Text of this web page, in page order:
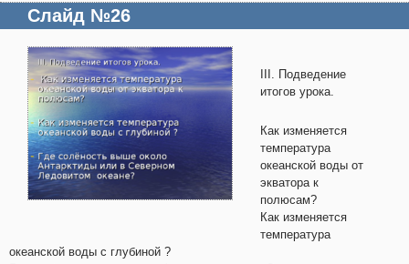
Слайд №26
III. Подведение
итогов урока.
Как изменяется
температура
океанской воды от
экватора к
полюсам?
Как изменяется
температура
океанской воды с глубиной ?